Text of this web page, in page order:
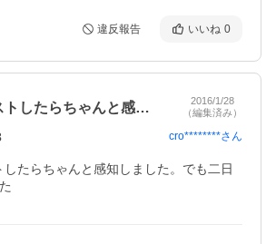
違反報告 いいね 0
飲みながらテストしたらちゃんと感知しま…
2016/1/28
（編集済み）
cro********さん
たらちゃんと感知しました。でも二日